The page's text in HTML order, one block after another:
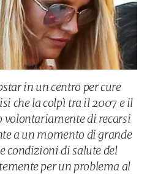
in un centro per cure
che la colpì tra il 2007 e il
volontariamente di recarsi
a un momento di grande
condizioni di salute del
per un problema al